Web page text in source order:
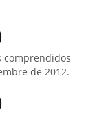
comprendidos
de 2012.